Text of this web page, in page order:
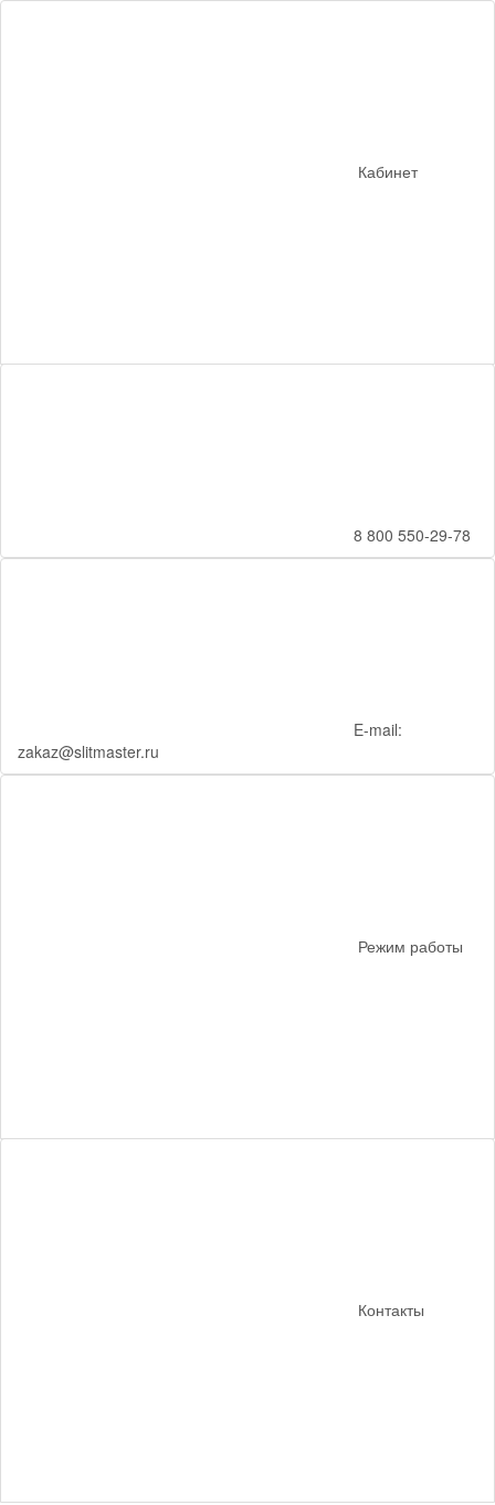
Кабинет
8 800 550-29-78
E-mail:
zakaz@slitmaster.ru
Режим работы
Контакты